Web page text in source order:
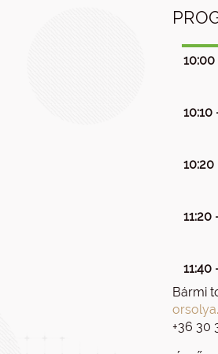
10:00
10:10
10:20
11:20
11:40
Bármi
+36 30